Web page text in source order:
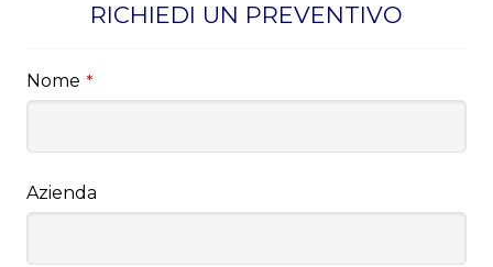
RICHIEDI UN PREVENTIVO
Nome *
Azienda